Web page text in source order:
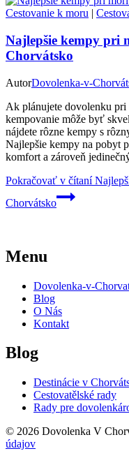
Cestovanie k moru |
Najlepšie kempy pri
Chorvátsko
AutorDovolenka-v-
Ak plánujete dovolenku
kempovanie môže byť
nájdete rôzne kempy s
Najlepšie kempy na pobyt
komfort a zároveň
Pokračovať v čítaní
Chorvátsko
Menu
Dovolenka-v-
Blog
O Nás
Kontakt
Blog
Destinácie v
Cestovatělské rady
Rady pre
© 2026 Dovolenka V
údajov